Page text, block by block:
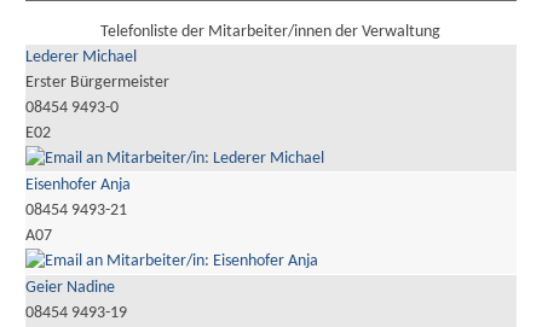
Telefonliste der Mitarbeiter/innen der Verwaltung
Lederer Michael
Erster Bürgermeister
08454 9493-0
E02
Eisenhofer Anja
08454 9493-21
A07
Geier Nadine
08454 9493-19